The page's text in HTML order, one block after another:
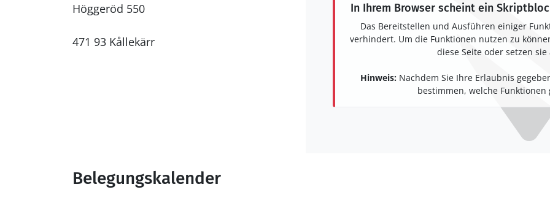
Höggeröd 550
471 93 Kållekärr
In Ihrem Browser scheint ein
Das Bereitstellen und Ausführen einiger
verhindert. Um die Funktionen nutzen zu
diese Seite oder setzen
Hinweis:Nachdem Sie Ihre Erlaubnis
bestimmen, welche
Belegungskalender